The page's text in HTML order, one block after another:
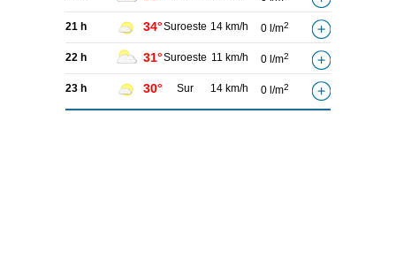
21 h 34°Suroeste 14 km/h 0 l/m2
22 h 31°Suroeste 11 km/h 0 l/m2
23 h 30° Sur 14 km/h 0 l/m2